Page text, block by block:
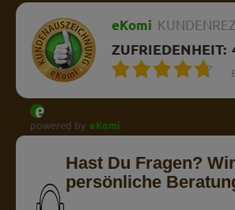
eKomi
ZUFRIEDENHEIT:
powered by eKomi
Hast Du Fragen?
persönliche